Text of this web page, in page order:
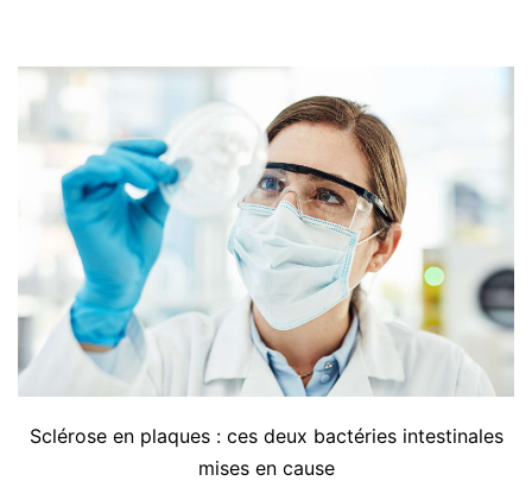
Sclérose en plaques : ces deux bactéries intestinales
mises en cause